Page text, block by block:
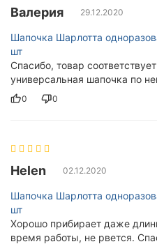
Валерия 29.12.2020
Шапочка Шарлотта
шт
Спасибо, товар
универсальная шапочка по
0 0
Helen 02.12.2020
Шапочка Шарлотта
шт
Хорошо прибирает даже
время работы, не рвется.